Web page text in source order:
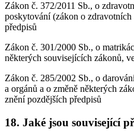
Zákon č. 372/2011 Sb., o
poskytování (zákon o
předpisů
Zákon č. 301/2000 Sb., o
některých souvisejících zákonů,
Zákon č. 285/2002 Sb., o
a orgánů a o změně některých
znění pozdějších předpisů
18. Jaké jsou související